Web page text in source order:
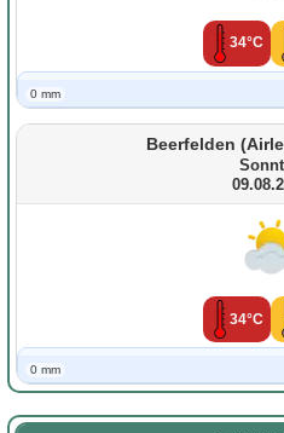
34°C
0 mm
Beerfelden
34°C
0 mm